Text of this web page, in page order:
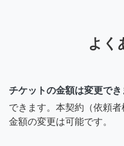
よく
チケットの金額は変更でき
できます。本契約（依頼者
金額の変更は可能です。